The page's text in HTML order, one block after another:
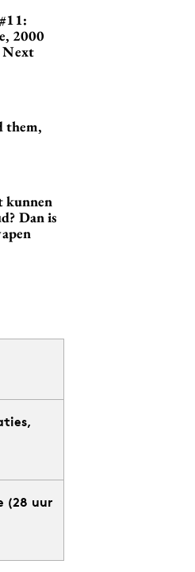
2000
Next
them,
kunnen
Dan is
(28 uur